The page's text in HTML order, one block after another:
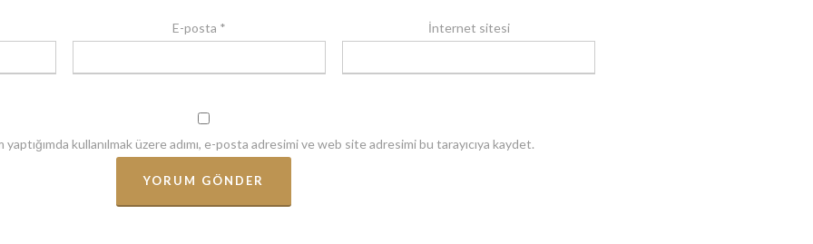
E-posta * İnternet sitesi
kullanılmak üzere adımı, e-posta adresimi ve web site adresimi bu tarayıcıya kaydet.